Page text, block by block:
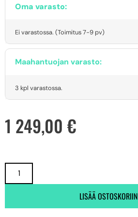
Oma varasto:
Ei varastossa. (Toimitus 7-9 pv)
Maahantuojan varasto:
3 kpl varastossa.
1 249,00 €
LISÄÄ OSTOSKORIIN